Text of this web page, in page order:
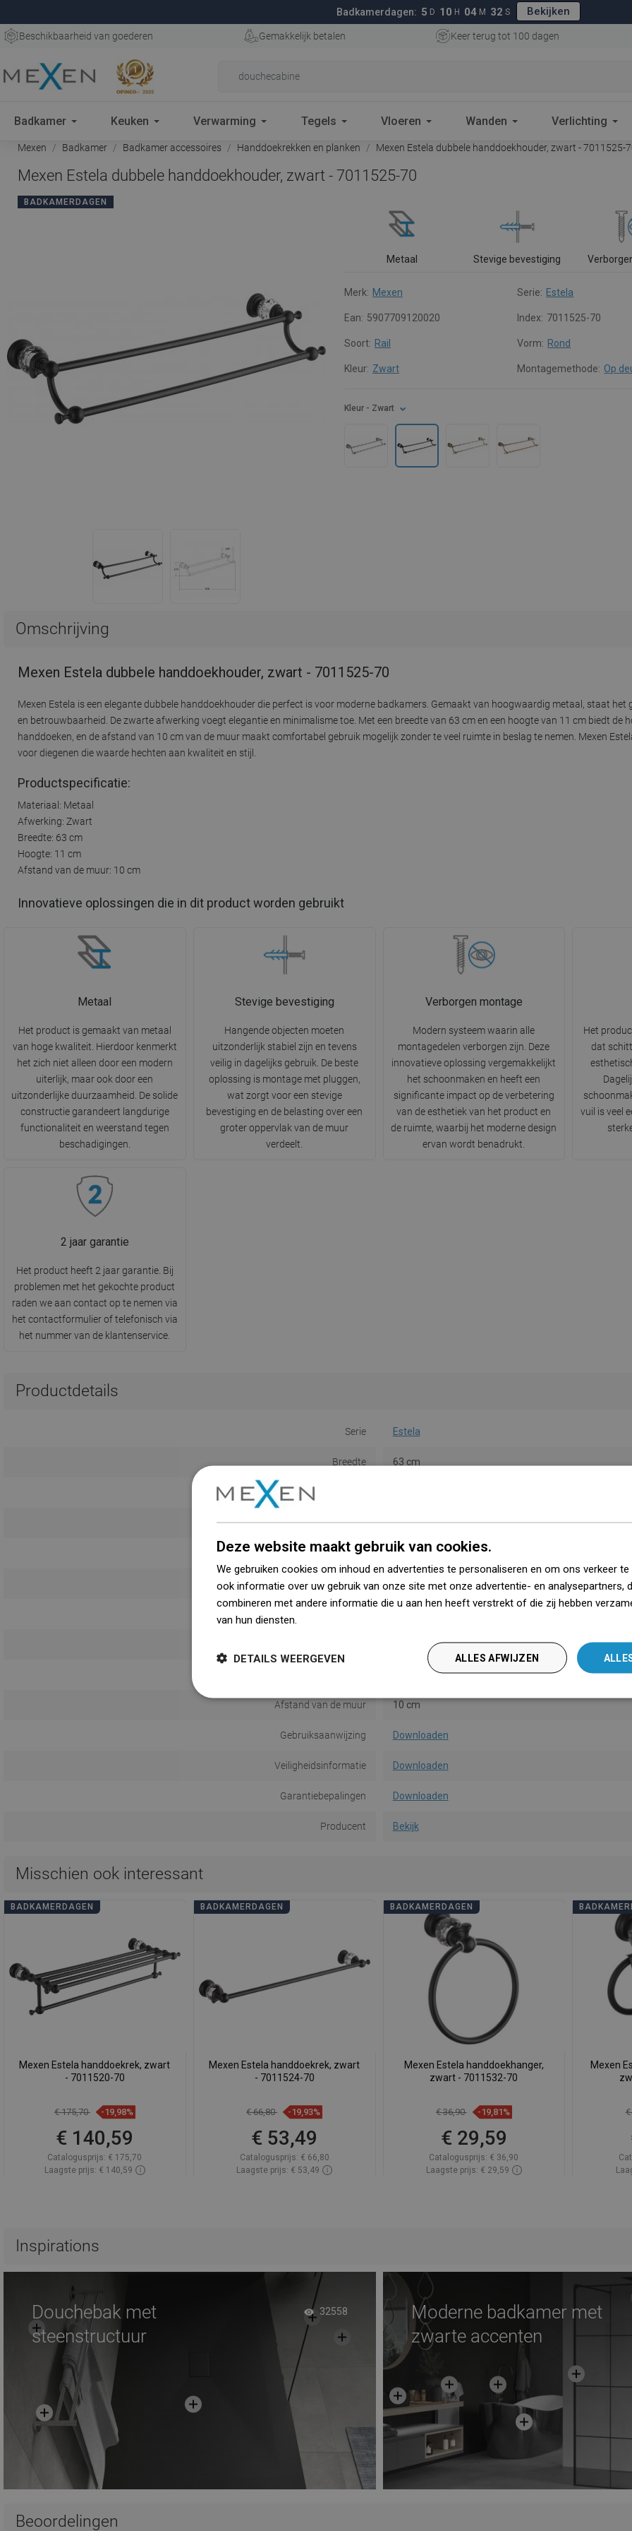
Badkamerdagen: 5 D 10 H 04 M 32 S Bekijken
Beschikbaarheid van goederen Gemakkelijk betalen Keer terug tot 100 dagen
Badkamer Keuken Verwarming Tegels Vloeren Wanden Verlichting
Mexen Badkamer Badkamer accessoires Handdoekrekken en planken Mexen Estela dubbele handdoekhouder, zwart - 7011525-
Mexen Estela dubbele handdoekhouder, zwart - 7011525-70
BADKAMERDAGEN
Metaal Stevige bevestiging
Merk: Mexen Serie: Estela
Ean: 5907709120020 Index: 7011525-70
Soort: Rail Vorm: Rond
Kleur: Zwart Montagemethode: Op
Kleur - Zwart
Omschrijving
Mexen Estela dubbele handdoekhouder, zwart - 7011525-70
Mexen Estela is een elegante dubbele handdoekhouder die perfect is voor moderne badkamers. Gemaakt van hoogwaardig metaal, staat
en betrouwbaarheid. De zwarte afwerking voegt elegantie en minimalisme toe. Met een breedte van 63 cm en een hoogte van 11 cm biedt de
handdoeken, en de afstand van 10 cm van de muur maakt comfortabel gebruik mogelijk zonder te veel ruimte in beslag te nemen. Mexen
voor diegenen die waarde hechten aan kwaliteit en stijl.
Productspecificatie:
Materiaal: Metaal
Afwerking: Zwart
Breedte: 63 cm
Hoogte: 11 cm
Afstand van de muur: 10 cm
Innovatieve oplossingen die in dit product worden gebruikt
Metaal
Het product is gemaakt van metaal
van hoge kwaliteit. Hierdoor kenmerkt
het zich niet alleen door een modern
uiterlijk, maar ook door een
uitzonderlijke duurzaamheid. De solide
constructie garandeert langdurige
functionaliteit en weerstand tegen
beschadigingen.
Stevige bevestiging
Hangende objecten moeten
uitzonderlijk stabiel zijn en tevens
veilig in dagelijks gebruik. De beste
oplossing is montage met pluggen,
wat zorgt voor een stevige
bevestiging en de belasting over een
groter oppervlak van de muur
verdeelt.
Verborgen montage
Modern systeem waarin alle
montagedelen verborgen zijn. Deze
innovatieve oplossing vergemakkelijkt
het schoonmaken en heeft een
significante impact op de verbetering
van de esthetiek van het product en
de ruimte, waarbij het moderne design
ervan wordt benadrukt.
Het
dat
vuil is veel
2 jaar garantie
Het product heeft 2 jaar garantie. Bij
problemen met het gekochte product
raden we aan contact op te nemen via
het contactformulier of telefonisch via
het nummer van de klantenservice.
Productdetails
Serie Estela
Breedte 63 cm
Soort Rail
Kleur Zwart
Materiaal Metaal
Op deuvels
Afstand van de muur 10 cm
Gebruiksaanwijzing Downloaden
Veiligheidsinformatie Downloaden
Garantiebepalingen Downloaden
Producent Bekijk
Misschien ook interessant
BADKAMERDAGEN
Mexen Estela handdoekrek, zwart
- 7011520-70
€ 175,70 -19,98%
€ 140,59
Catalogusprijs: € 175,70
Laagste prijs: € 140,59
Vergelijk
BADKAMERDAGEN
Mexen Estela handdoekrek, zwart
- 7011524-70
€ 66,80 -19,93%
€ 53,49
Catalogusprijs: € 66,80
Laagste prijs: € 53,49
BADKAMERDAGEN
Mexen Estela handdoekhanger,
zwart - 7011532-70
€ 36,90 -19,81%
€ 29,59
Catalogusprijs: € 36,90
Laagste prijs: € 29,59
Mexen
Inspirations
Douchebak met
steenstructuur
32558
Moderne badkamer met
zwarte accenten
Beoordelingen
Deze website maakt gebruik van cookies.
We gebruiken cookies om inhoud en advertenties te personaliseren en om ons verkeer te
ook informatie over uw gebruik van onze site met onze advertentie- en analysepartners,
combineren met andere informatie die u aan hen heeft verstrekt of die zij hebben
van hun diensten.
ALLES AFWIJZEN
DETAILS WEERGEVEN